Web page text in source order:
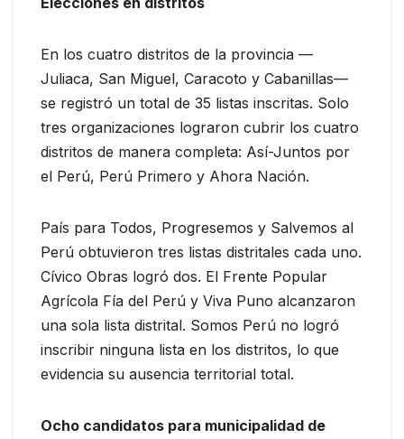
En los cuatro distritos de la provincia —
Juliaca, San Miguel, Caracoto y Cabanillas—
se registró un total de 35 listas inscritas. Solo
tres organizaciones lograron cubrir los cuatro
distritos de manera completa: Así-Juntos por
el Perú, Perú Primero y Ahora Nación.
País para Todos, Progresemos y Salvemos al
Perú obtuvieron tres listas distritales cada uno.
Cívico Obras logró dos. El Frente Popular
Agrícola Fía del Perú y Viva Puno alcanzaron
una sola lista distrital. Somos Perú no logró
inscribir ninguna lista en los distritos, lo que
evidencia su ausencia territorial total.
Ocho candidatos para municipalidad de